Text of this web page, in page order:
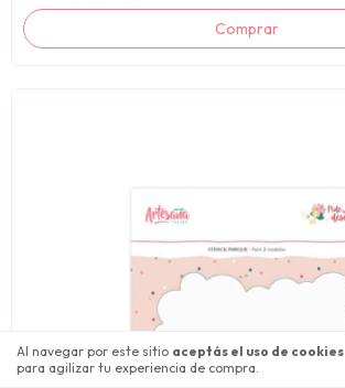
Al navegar por este sitio aceptás el uso de cookies
para agilizar tu experiencia de compra.